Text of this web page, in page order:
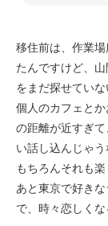
移住前は、作業
たんですけど、
をまだ探せていな
個人のカフェと
の距離が近すぎ
い話し込んじゃ
もちろんそれも
あと東京で好き
で、時々恋しく